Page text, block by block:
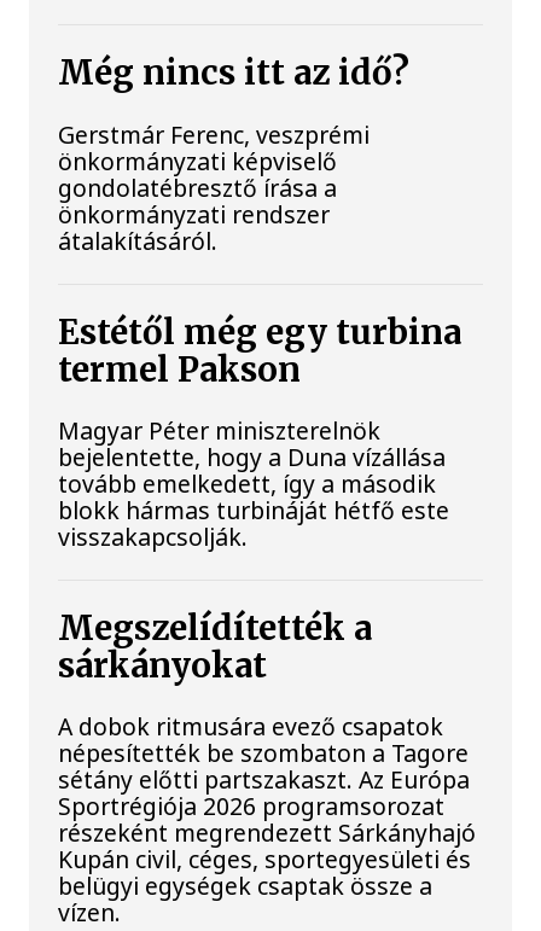
Még nincs itt az idő?
Gerstmár Ferenc, veszprémi
önkormányzati képviselő
gondolatébresztő írása a
önkormányzati rendszer
átalakításáról.
Estétől még egy turbina
termel Pakson
Magyar Péter miniszterelnök
bejelentette, hogy a Duna vízállása
tovább emelkedett, így a második
blokk hármas turbináját hétfő este
visszakapcsolják.
Megszelídítették a
sárkányokat
A dobok ritmusára evező csapatok
népesítették be szombaton a Tagore
sétány előtti partszakaszt. Az Európa
Sportrégiója 2026 programsorozat
részeként megrendezett Sárkányhajó
Kupán civil, céges, sportegyesületi és
belügyi egységek csaptak össze a
vízen.